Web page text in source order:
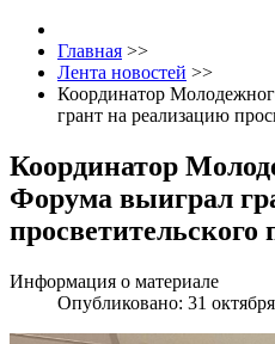
Главная >>
Лента новостей >>
Координатор
грант на реализацию
Координатор
Форума выиграл
просветительского
Информация о материале
Опубликовано: 31